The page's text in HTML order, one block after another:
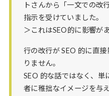
トさんから「一文での改
指示を受けていました。
＞これはSEO的に影響が
行の改行が SEO 的に直
りません。
SEO 的な話ではなく、単
者に稚拙なイメージを与